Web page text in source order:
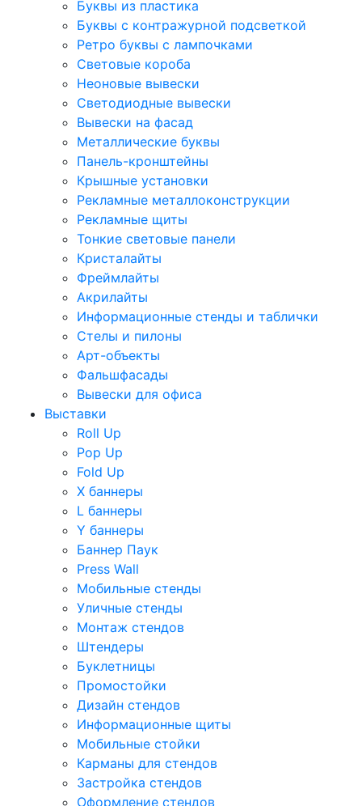
Буквы из пластика
Буквы с контражурной подсветкой
Ретро буквы с лампочками
Световые короба
Неоновые вывески
Светодиодные вывески
Вывески на фасад
Металлические буквы
Панель-кронштейны
Крышные установки
Рекламные металлоконструкции
Рекламные щиты
Тонкие световые панели
Кристалайты
Фреймлайты
Акрилайты
Информационные стенды и таблички
Стелы и пилоны
Арт-объекты
Фальшфасады
Вывески для офиса
Выставки
Roll Up
Pop Up
Fold Up
Х баннеры
L баннеры
Y баннеры
Баннер Паук
Press Wall
Мобильные стенды
Уличные стенды
Монтаж стендов
Штендеры
Буклетницы
Промостойки
Дизайн стендов
Информационные щиты
Мобильные стойки
Карманы для стендов
Застройка стендов
Оформление стендов